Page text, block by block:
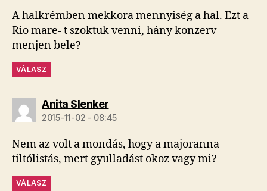
A halkrémben mekkora mennyiség a hal. Ezt a
Rio mare- t szoktuk venni, hány konzerv
menjen bele?
VÁLASZ
Anita Slenkerszerint:
2015-11-02 - 08:45
Nem az volt a mondás, hogy a majoranna
tiltólistás, mert gyulladást okoz vagy mi?
VÁLASZ